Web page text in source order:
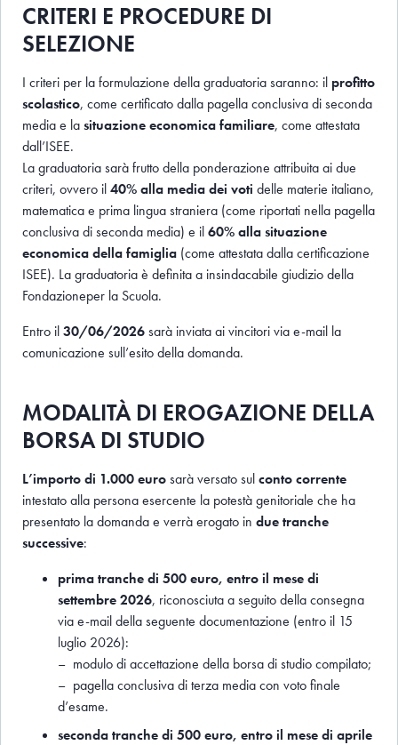
CRITERI E PROCEDURE DI
SELEZIONE
I criteri per la formulazione della graduatoria saranno: il profitto
scolastico, come certificato dalla pagella conclusiva di seconda
media e lasituazione economica familiare, come attestata
dall’ISEE.
La graduatoria sarà frutto della ponderazione attribuita ai due
criteri, ovvero il40% alla media dei voti delle materie italiano,
matematica e prima lingua straniera (come riportati nella pagella
conclusiva di seconda media) e il60% alla situazione
economica della famiglia (come attestata dalla certificazione
ISEE). La graduatoria è definita a insindacabile giudiziodella
Fondazioneper la Scuola.
Entro il30/06/2026sarà inviata ai vincitori via e-mail la
comunicazione sull’esito della domanda.
MODALITÀ DI EROGAZIONE DELLA
BORSA DI STUDIO
L’importo di 1.000 eurosarà versato sulconto corrente
intestato alla persona esercente la potestà genitoriale che ha
presentato la domanda e verrà erogato in due tranche
successive:
prima tranche di 500 euro, entro il mese di
settembre 2026, riconosciuta a seguito della consegna
via e-mail della seguente documentazione (entro il 15
luglio 2026):
– modulo di accettazione della borsa di studio compilato;
– pagella conclusiva di terza media con voto finale
d’esame.
seconda tranche di 500 euro, entro il mese di aprile